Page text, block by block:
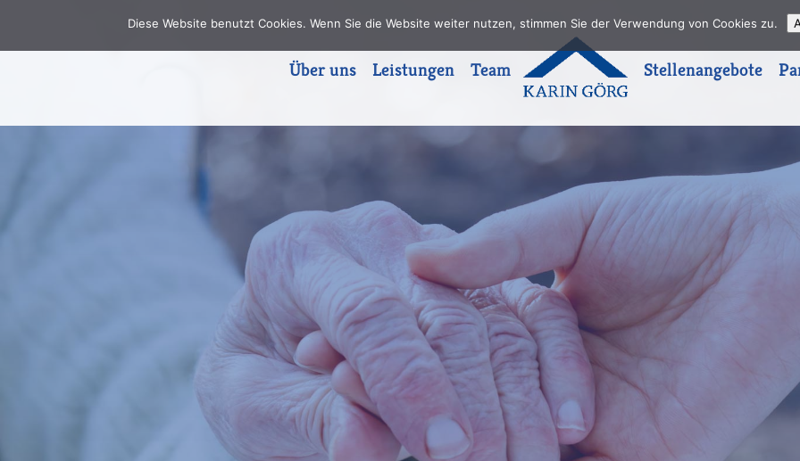
Über uns Leistungen Team Stellenangebote
Diese Website benutzt Cookies. Wenn Sie die Website weiter nutzen, stimmen Sie der Verwendung von Cookies zu.